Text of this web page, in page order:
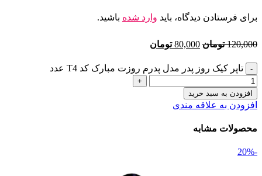
برای فرستادن دیدگاه، باید وارد شده باشید.
120,000 تومان 80,000 تومان
تاپر کیک روز پدر مدل پدرم روزت مبارک کد T4 عدد
افزودن به سبد خرید
افزودن به علاقه مندی
محصولات مشابه
-20%